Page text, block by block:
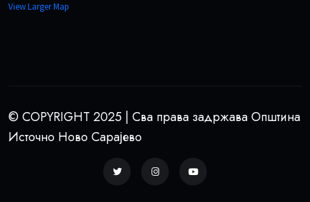
View Larger Map
© COPYRIGHT 2025 | Сва права задржава Општина
Источно Ново Сарајево